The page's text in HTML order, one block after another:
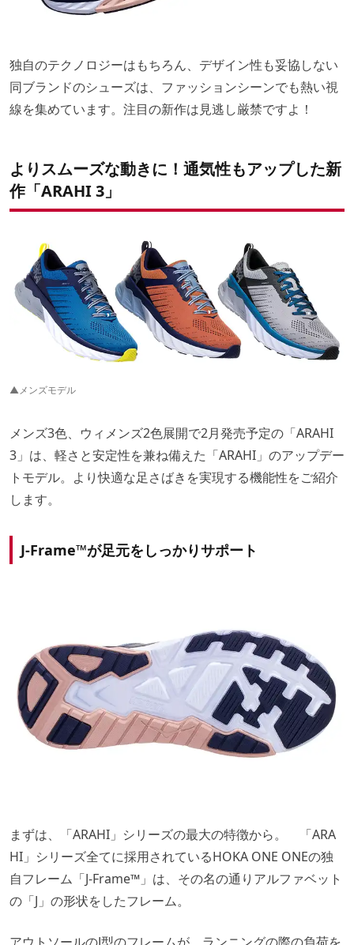
独自のテクノロジーはもちろん、デザイン性も妥協しない
同ブランドのシューズは、ファッションシーンでも熱い視
線を集めています。注目の新作は見逃し厳禁ですよ！
よりスムーズな動きに！通気性もアップした新
作「ARAHI 3」
▲メンズモデル
メンズ3色、ウィメンズ2色展開で2月発売予定の「ARAHI
3」は、軽さと安定性を兼ね備えた「ARAHI」のアップデー
トモデル。より快適な足さばきを実現する機能性をご紹介
します。
J-Frame™が足元をしっかりサポート
まずは、「ARAHI」シリーズの最大の特徴から。 「ARA
HI」シリーズ全てに採用されているHOKA ONE ONEの独
自フレーム「J-Frame™」は、その名の通りアルファベット
の「J」の形状をしたフレーム。